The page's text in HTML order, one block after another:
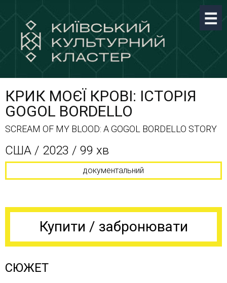
КРИК МОЄЇ КРОВІ: ІСТОРІЯ
GOGOL BORDELLO
SCREAM OF MY BLOOD: A GOGOL BORDELLO STORY
США / 2023 / 99 хв
документальний
Купити / забронювати
СЮЖЕТ